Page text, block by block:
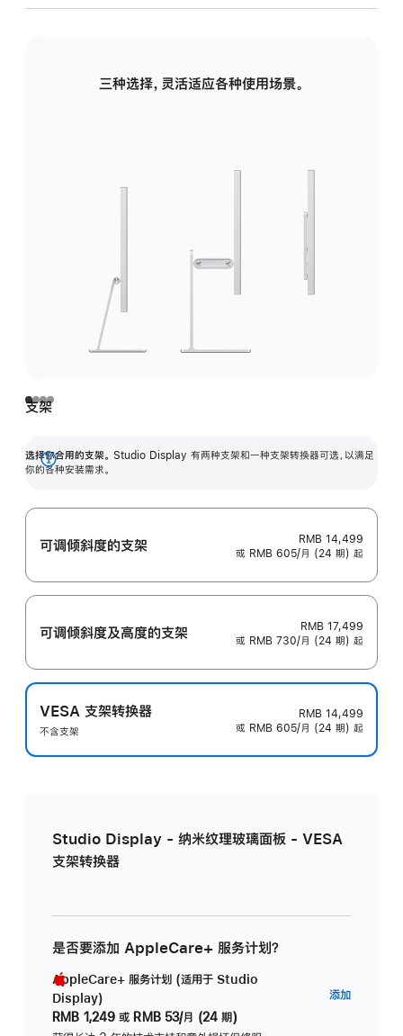
三种选择，灵活适应各种使用场景。
支架
选择你合用的支架。 Studio Display 有两种支架和一种支架转换器可选，以满足
你的各种安装需求。
展
可调倾斜度的支架
RMB 14,499
或 RMB 605/月 (24 期) 起
可调倾斜度及高‍度的支‍架
RMB 17,499
或 RMB 730/月 (24 期) 起
VESA 支架转换器
不含支架
RMB 14,499
或 RMB 605/月 (24 期) 起
Studio Display - 纳米纹理玻璃面板 - VESA
支架转换器
是否要添加 AppleCare+ 服务计划？
AppleCare+ 服务计划 (适用于 Studio
Display)
RMB 1,249 或 RMB 53/月 (24 期)
添加